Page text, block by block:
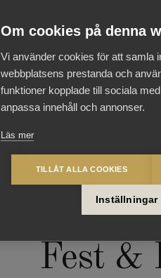
Fest &
Om cookies på denna
Vi använder cookies för att samla
webbplatsens prestanda och
funktioner kopplade till sociala
anpassa innehåll och annonser.
Läs mer
TILLÅT ALLA COOKIES